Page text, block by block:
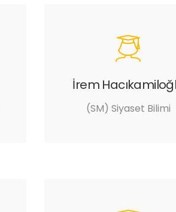
İrem
(SM) Siyaset Bilimi